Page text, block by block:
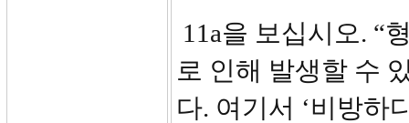
11a을 보십시오. “
로 인해 발생할 수
다. 여기서 ‘비방하